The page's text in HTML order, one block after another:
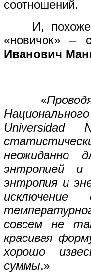
соотношений.
И, похоже, в
«новичок» –
Иванович
«
Universidad
неожиданно
энтропией и
энтропия и
совсем не
красивая
хорошо
суммы.»